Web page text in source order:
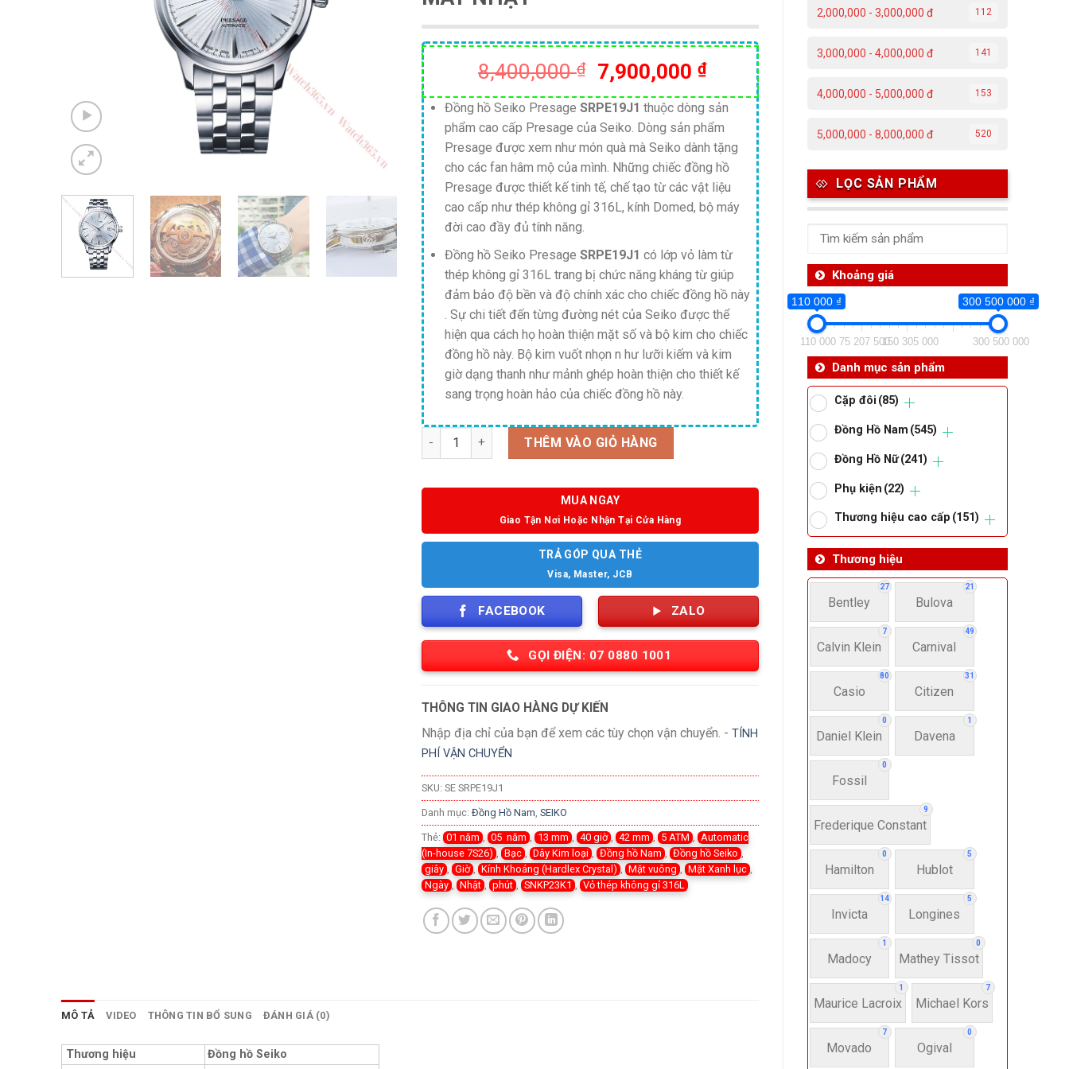
2,000,000 - 3,000,000 đ 112
3,000,000 - 4,000,000 đ 141
4,000,000 - 5,000,000 đ 153
5,000,000 - 8,000,000 đ 520
LỌC SẢN PHẨM
Khoảng giá
110 000 ₫ 300 500 000 ₫
110 000 75 207 500150 305 000 300 500 000
Danh mục sản phẩm
Cặp đôi (85)
Đồng Hồ Nam (545)
Đồng Hồ Nữ (241)
Phụ kiện (22)
Thương hiệu cao cấp (151)
Thương hiệu
27
Bentley
21
Bulova
7
Calvin Klein
49
Carnival
80
Casio
31
Citizen
0
Daniel Klein
1
Davena
0
Fossil
9
Frederique Constant
0
Hamilton
5
Hublot
14
Invicta
5
Longines
1
Madocy
0
Mathey Tissot
1
Maurice Lacroix
7
Michael Kors
7
Movado
0
Ogival
8,400,000₫
Giá
gốc
là:
8,400,000 ₫.
7,900,000 ₫Giá
hiện
tại
là:
7,900,000 ₫.
Đồng hồ Seiko PresageSRPE19J1 thuộc dòng sản
phẩm cao cấp Presage của Seiko. Dòng sản phẩm
Presage được xem như món quà mà Seiko dành tặng
cho các fan hâm mộ của mình. Những chiếc đồng hồ
Presage được thiết kế tinh tế, chế tạo từ các vật liệu
cao cấp như thép không gỉ 316L, kính Domed, bộ máy
đời cao đầy đủ tính năng.
Đồng hồ Seiko PresageSRPE19J1 có lớp vỏ làm từ
thép không gỉ 316L trang bị chức năng kháng từ giúp
đảm bảo độ bền và độ chính xác cho chiếc đồng hồ này
. Sự chi tiết đến từng đường nét của Seiko được thể
hiện qua cách họ hoàn thiện mặt số và bộ kim cho chiếc
đồng hồ này. Bộ kim vuốt nhọn n hư lưỡi kiếm và kim
giờ dạng thanh như mảnh ghép hoàn thiện cho thiết kế
sang trọng hoàn hảo của chiếc đồng hồ này.
Số lượng THÊM VÀO GIỎ HÀNG
MUA NGAY
Giao Tận Nơi Hoặc Nhận Tại Cửa Hàng
TRẢ GÓP QUA THẺ
Visa, Master, JCB
FACEBOOK ZALO
GỌI ĐIỆN: 07 0880 1001
THÔNG TIN GIAO HÀNG DỰ KIẾN
Nhập địa chỉ của bạn để xem các tùy chọn vận chuyển. -TÍNH
PHÍ VẬN CHUYỂN
SKU:SE SRPE19J1
Danh mục:Đồng Hồ Nam,SEIKO
Thẻ: 01 năm , 05 năm , 13 mm , 40 giờ , 42 mm , 5 ATM , Automatic
(In-house 7S26) , Bạc , Dây Kim loại , Đồng hồ Nam , Đồng hồ Seiko ,
giây , Giờ , Kính Khoáng (Hardlex Crystal) , Mặt vuông , Mặt Xanh lục ,
Ngày , Nhật , phút , SNKP23K1 , Vỏ thép không gỉ 316L
MÔ TẢ VIDEO THÔNG TIN BỔ SUNG ĐÁNH GIÁ (0)
Thương hiệu
Đồng hồ Seiko